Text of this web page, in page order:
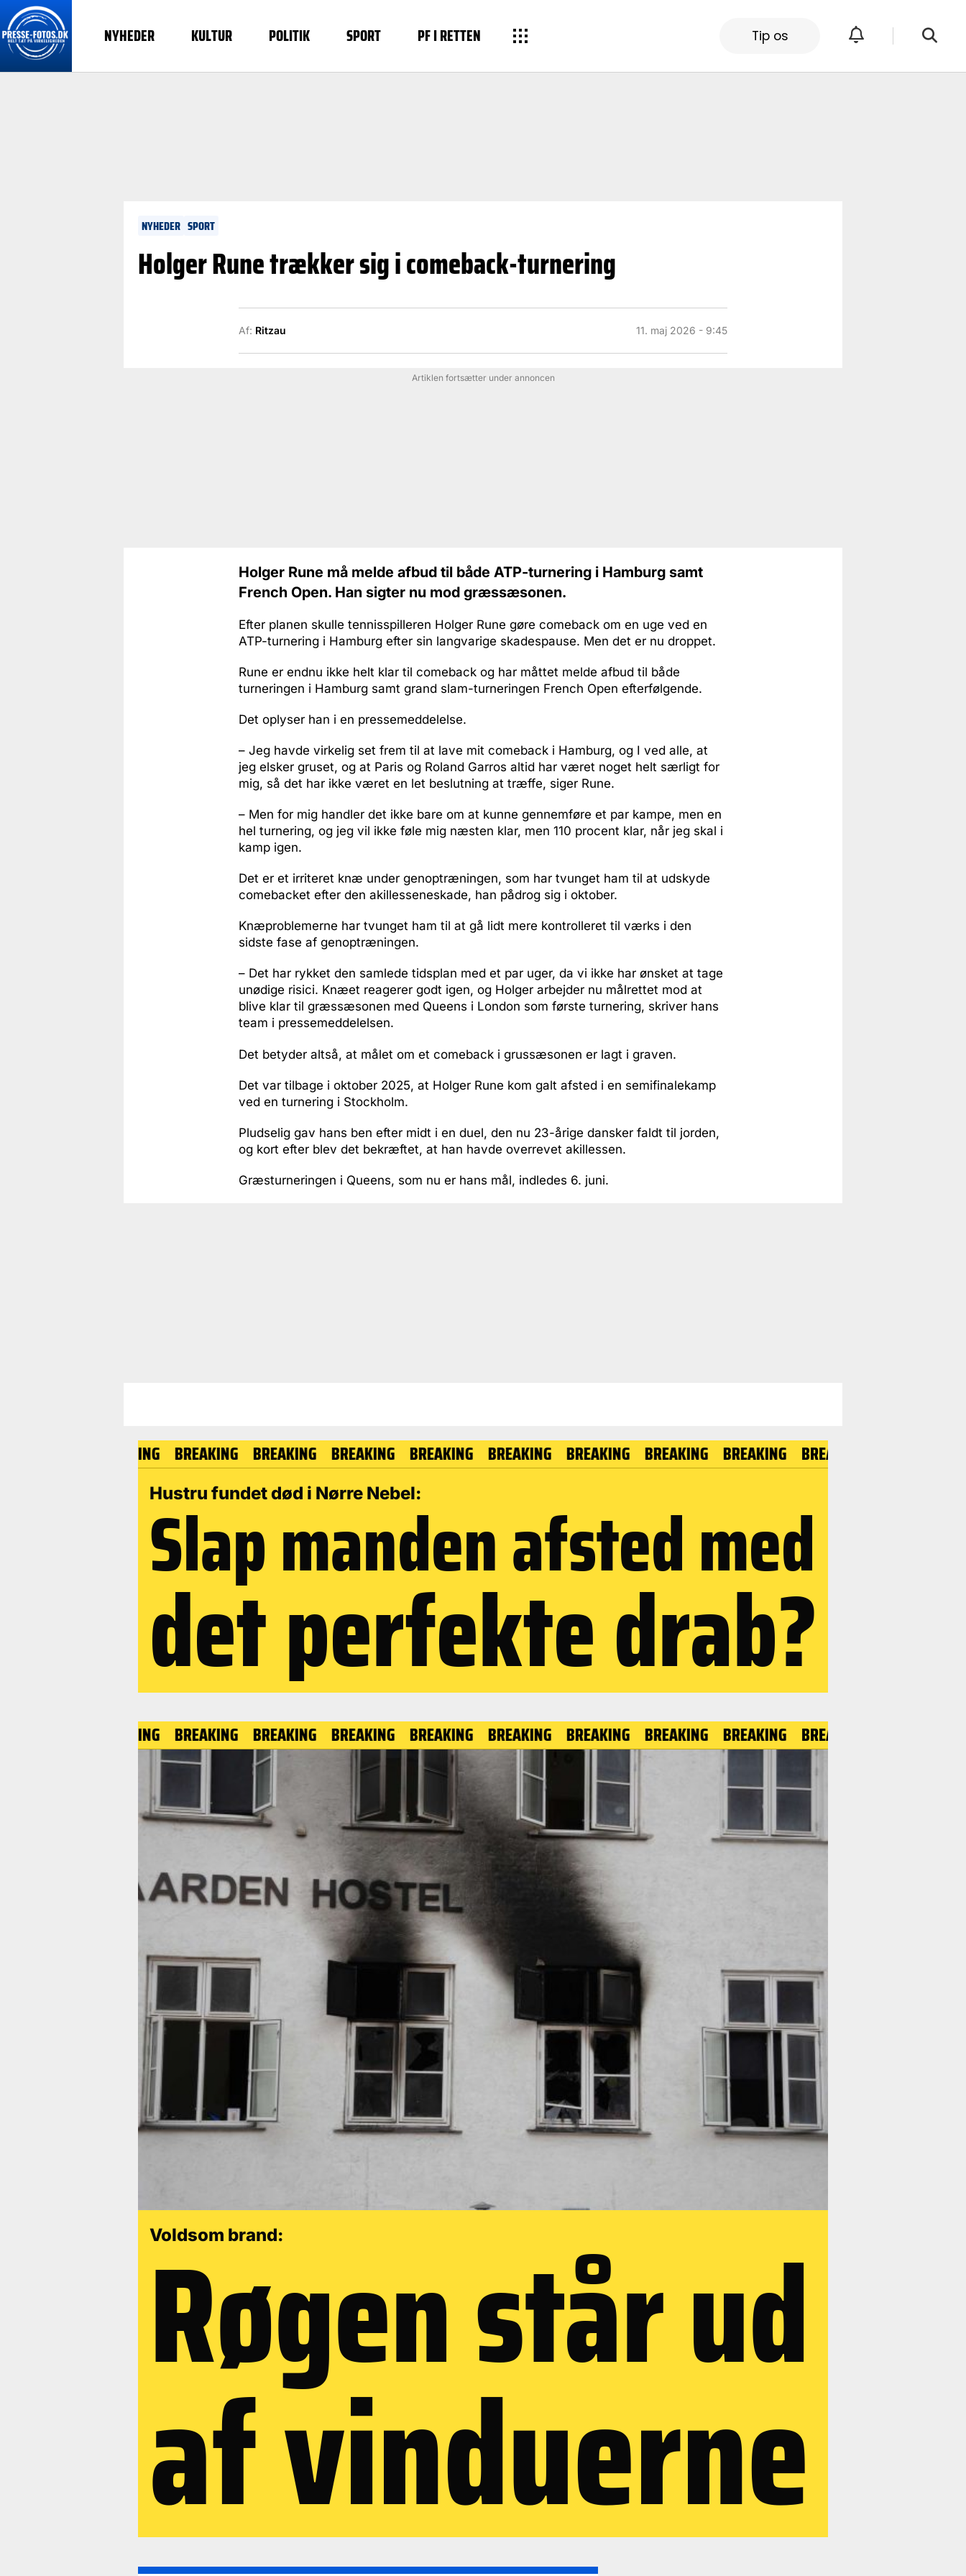
NYHEDER KULTUR POLITIK SPORT PF I RETTEN Tip os
NYHEDER SPORT
Holger Rune trækker sig i comeback-turnering
Af: Ritzau 11. maj 2026 - 9:45
Artiklen fortsætter under annoncen
Holger Rune må melde afbud til både ATP-turnering i Hamburg samt
French Open. Han sigter nu mod græssæsonen.
Efter planen skulle tennisspilleren Holger Rune gøre comeback om en uge ved en
ATP-turnering i Hamburg efter sin langvarige skadespause. Men det er nu droppet.
Rune er endnu ikke helt klar til comeback og har måttet melde afbud til både
turneringen i Hamburg samt grand slam-turneringen French Open efterfølgende.
Det oplyser han i en pressemeddelelse.
– Jeg havde virkelig set frem til at lave mit comeback i Hamburg, og I ved alle, at
jeg elsker gruset, og at Paris og Roland Garros altid har været noget helt særligt for
mig, så det har ikke været en let beslutning at træffe, siger Rune.
– Men for mig handler det ikke bare om at kunne gennemføre et par kampe, men en
hel turnering, og jeg vil ikke føle mig næsten klar, men 110 procent klar, når jeg skal i
kamp igen.
Det er et irriteret knæ under genoptræningen, som har tvunget ham til at udskyde
comebacket efter den akillesseneskade, han pådrog sig i oktober.
Knæproblemerne har tvunget ham til at gå lidt mere kontrolleret til værks i den
sidste fase af genoptræningen.
– Det har rykket den samlede tidsplan med et par uger, da vi ikke har ønsket at tage
unødige risici. Knæet reagerer godt igen, og Holger arbejder nu målrettet mod at
blive klar til græssæsonen med Queens i London som første turnering, skriver hans
team i pressemeddelelsen.
Det betyder altså, at målet om et comeback i grussæsonen er lagt i graven.
Det var tilbage i oktober 2025, at Holger Rune kom galt afsted i en semifinalekamp
ved en turnering i Stockholm.
Pludselig gav hans ben efter midt i en duel, den nu 23-årige dansker faldt til jorden,
og kort efter blev det bekræftet, at han havde overrevet akillessen.
Græsturneringen i Queens, som nu er hans mål, indledes 6. juni.
BREAKING BREAKING BREAKING BREAKING BREAKING BREAKING BREAKING BREAKING BREAKING
Hustru fundet død i Nørre Nebel:
Slap manden afsted med
det perfekte drab?
BREAKING BREAKING BREAKING BREAKING BREAKING BREAKING BREAKING BREAKING BREAKING
Voldsom brand:
Røgen står ud
af vinduerne